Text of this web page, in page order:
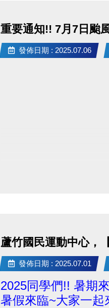
重要通知!! 7月7日颱
發佈日期 : 2025.07.06
蘆竹國民運動中心，
發佈日期 : 2025.07.01
2025同學們!! 暑期
暑假來臨~大家一起